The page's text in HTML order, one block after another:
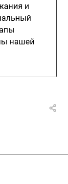
и
нашей